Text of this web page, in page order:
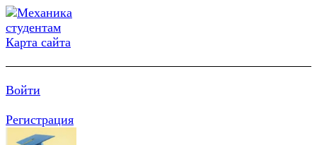
Карта сайта
Войти
Регистрация